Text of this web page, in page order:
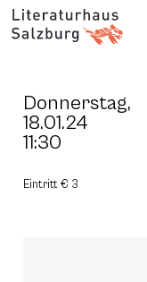
Donnerstag,
18.01.24
11:30
Eintritt € 3